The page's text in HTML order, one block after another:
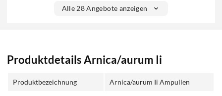
Alle 28 Angebote anzeigen
Produktdetails Arnica/aurum Ii
Produktbezeichnung Arnica/aurum Ii Ampullen